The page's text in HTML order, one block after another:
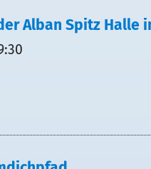
Alban Spitz Halle